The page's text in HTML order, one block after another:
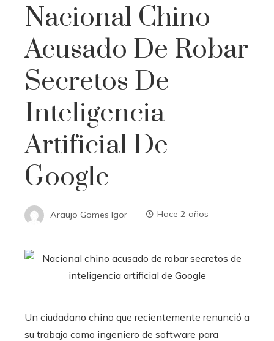
Nacional Chino
Acusado De Robar
Secretos De
Inteligencia
Artificial De
Google
Araujo Gomes Igor Hace 2 años
Un ciudadano chino que recientemente renunció a
su trabajo como ingeniero de software para